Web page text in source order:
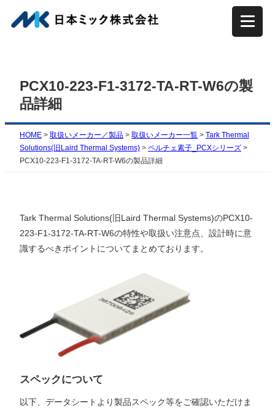
容
PCX10-223-F1-3172-TA-RT-W6の製
品詳細
HOME > 取扱いメーカー／製品 > 取扱いメーカー一覧 > Tark Thermal
Solutions(旧Laird Thermal Systems) > ペルチェ素子_PCXシリーズ >
PCX10-223-F1-3172-TA-RT-W6の製品詳細
Tark Thermal Solutions(旧Laird Thermal Systems)のPCX10-
223-F1-3172-TA-RT-W6の特性や取扱い注意点、設計時に意
識するべきポイントについてまとめております。
スペックについて
以下、データシートより製品スペック等をご確認いただけま